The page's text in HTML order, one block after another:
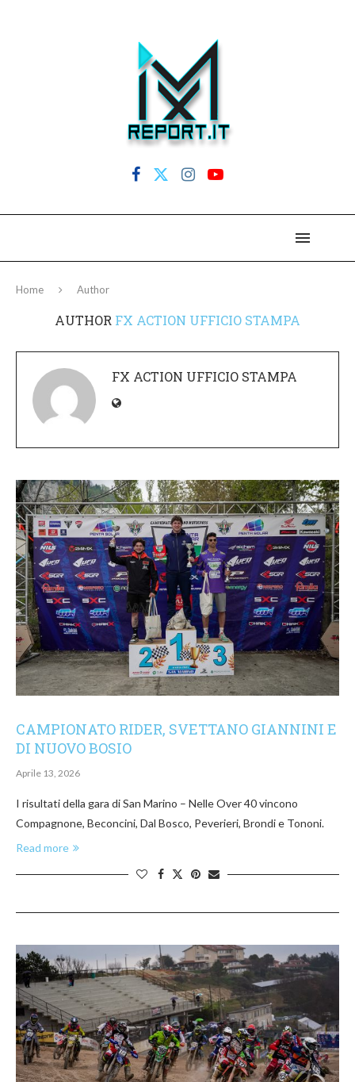
Home Author
AUTHOR FX ACTION UFFICIO STAMPA
FX ACTION UFFICIO STAMPA
CAMPIONATO RIDER, SVETTANO GIANNINI E
DI NUOVO BOSIO
Aprile 13, 2026
I risultati della gara di San Marino – Nelle Over 40 vincono
Compagnone, Beconcini, Dal Bosco, Peverieri, Brondi e Tononi.
Read more